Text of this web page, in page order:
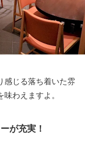
感じる落ち着いた雰
わえますよ。
が充実！